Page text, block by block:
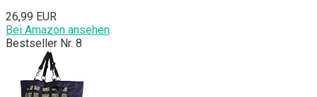
26,99 EUR
Bei Amazon ansehen
Bestseller Nr. 8